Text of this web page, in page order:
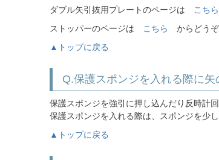
ダブル矢引抜用プレートのページは こちら
ストッパーのページは こちら
からどうぞ
▲トップに戻る
Q.保護スポンジを入れる際に矢
保護スポンジを強引に押し込んだり反時計
保護スポンジを入れる際は、スポンジを少
▲トップに戻る